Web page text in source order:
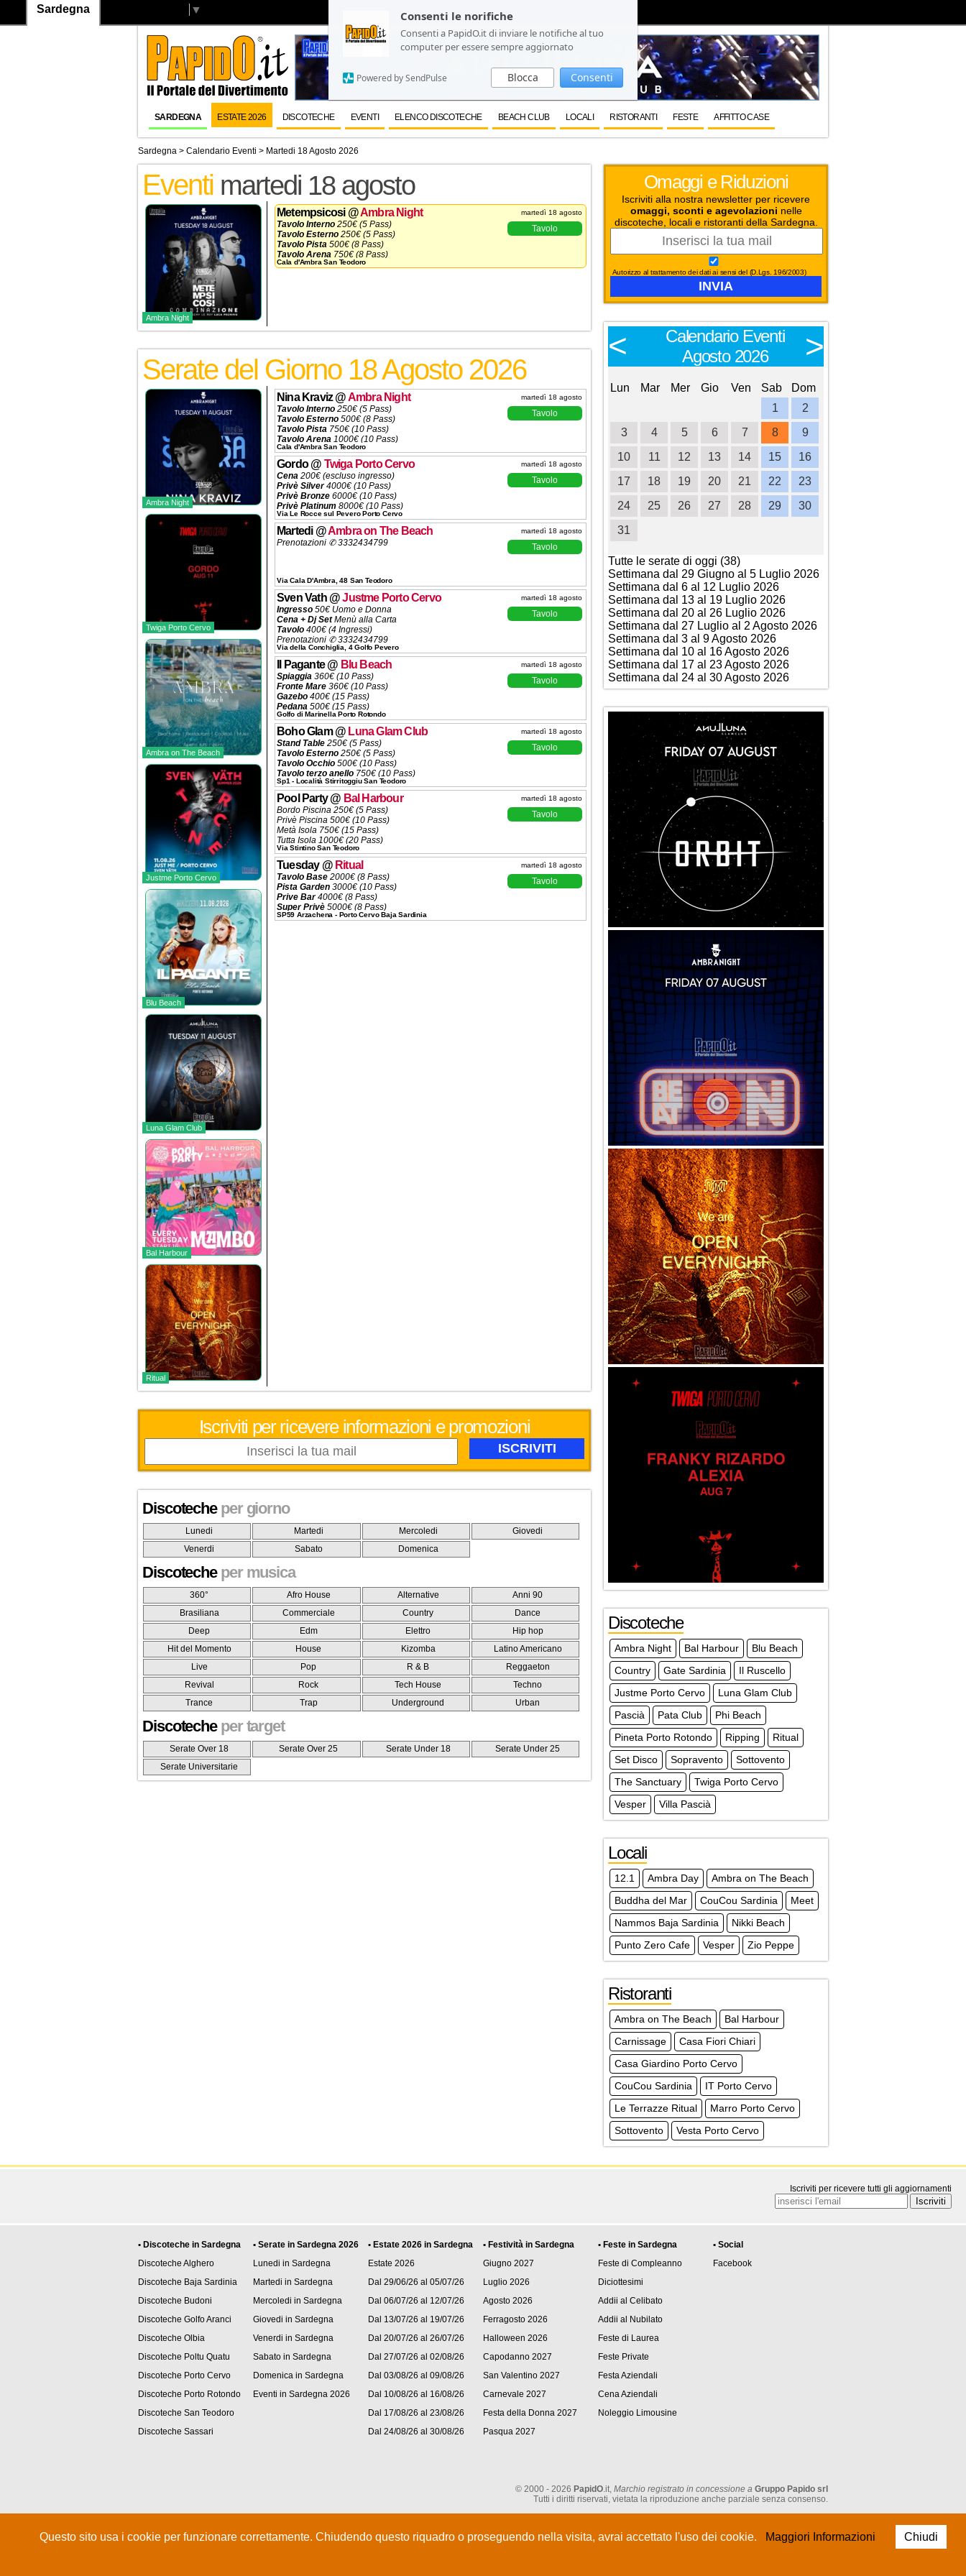
Consenti le norifiche
Consenti a PapidO.it di inviare le notifiche al tuo
computer per essere sempre aggiornato
Blocca Consenti
Powered by SendPulse
Consenti le norifiche
Consenti a PapidO.it di inviare le notifiche al tuo
computer per essere sempre aggiornato
Blocca Consenti
Powered by SendPulse
Sardegna ▼
SARDEGNA ESTATE 2026 DISCOTECHE EVENTI ELENCO DISCOTECHE BEACH CLUB LOCALI RISTORANTI FESTE AFFITTO CASE
Sardegna > Calendario Eventi > Martedi 18 Agosto 2026
Eventi martedi 18 agosto
Ambra Night
martedì 18 agosto
Metempsicosi@Ambra Night
Tavolo Interno 250€ (5 Pass)
Tavolo Esterno 250€ (5 Pass)
Tavolo Pista 500€ (8 Pass)
Tavolo Arena 750€ (8 Pass)
Tavolo Vip1000€ (10 Pass)
Tavolo
Cala d'Ambra San Teodoro
Serate del Giorno 18 Agosto 2026
Ambra Night
Twiga Porto Cervo
Ambra on The Beach
Justme Porto Cervo
Blu Beach
Luna Glam Club
Bal Harbour
Ritual
martedì 18 agosto
Nina Kraviz@Ambra Night
Tavolo Interno 250€ (5 Pass)
Tavolo Esterno 500€ (8 Pass)
Tavolo Pista 750€ (10 Pass)
Tavolo Arena 1000€ (10 Pass)
Tavolo Vip1500€ (10 Pass)
Beverage a scelta da listino
Prenotazioni ✆ 3332434799
Tavolo
Cala d'Ambra San Teodoro
martedì 18 agosto
Gordo@ Twiga Porto Cervo
Cena 200€ (escluso ingresso)
Privè Silver4000€ (10 Pass)
Privè Bronze 6000€ (10 Pass)
Privè Platinum 8000€ (10 Pass)
Privè Dj Booth (da concordare)
Prenotazioni ✆ 3332434799
Tavolo
Via Le Rocce sul Pevero Porto Cervo
martedì 18 agosto
Martedi@Ambra on The Beach
Prenotazioni ✆ 3332434799 Tavolo
Via Cala D'Ambra, 48 San Teodoro
martedì 18 agosto
Sven Vath@Justme Porto Cervo
Ingresso 50€ Uomo e Donna
Cena + Dj SetMenù alla Carta
Tavolo 400€ (4 Ingressi)
Prenotazioni ✆ 3332434799
Tavolo
Via della Conchiglia, 4 Golfo Pevero
martedì 18 agosto
Il Pagante@ Blu Beach
Spiaggia 360€ (10 Pass)
Fronte Mare 360€ (10 Pass)
Gazebo 400€ (15 Pass)
Pedana 500€ (15 Pass)
Lettone600€ (15 Pass)
Lettone Palco800€ (15 Pass)
Pedana 800€ (13 Pass)
Pedana Centrale1200€ (15 Pass)
Prive Palco1500€ (13 Pass)
Davanti Il Pagante2500€ (13 Pass)
Prenotazioni ✆ 3332434799
Tavolo
Golfo di Marinella Porto Rotondo
martedì 18 agosto
Boho Glam@ Luna Glam Club
Stand Table 250€ (5 Pass)
Tavolo Esterno 250€ (5 Pass)
Tavolo Occhio 500€ (10 Pass)
Tavolo terzo anello 750€ (10 Pass)
Tavolo secondo anello1000€ (10 Pass)
Tavolo primo anello1000€ (10 Pass)
Prenotazioni ✆ 3332434799
Tavolo
Sp1 - Località Stirritoggiu San Teodoro
martedì 18 agosto
Pool Party@ Bal Harbour
Bordo Piscina 250€ (5 Pass)
Privè Piscina 500€ (10 Pass)
Metà Isola 750€ (15 Pass)
Tutta Isola 1000€ (20 Pass)
Beverage a scelta da listino
Pranzo o Cena Menù alla Carta
Prenotazioni ✆ 3332434799
Tavolo
Via Stintino San Teodoro
martedì 18 agosto
Tuesday@ Ritual
Tavolo Base 2000€ (8 Pass)
Pista Garden 3000€ (10 Pass)
Prive Bar4000€ (8 Pass)
Super Privè 5000€ (8 Pass)
Beverage a scelta da listino
Tavolo
SP59 Arzachena - Porto Cervo Baja Sardinia
Iscriviti per ricevere informazioni e promozioni
Discoteche per giorno
Lunedi Martedi Mercoledi
Giovedi
Venerdi
Sabato Domenica
Discoteche per musica
360° Afro House Alternative
Anni 90
Brasiliana
Commerciale Country
Dance
Deep
Edm Elettro
Hip hop
Hit del Momento
House Kizomba
Latino Americano
Live
Pop R & B
Reggaeton
Revival
Rock Tech House
Techno
Trance
Trap Underground Urban
Discoteche per target
Serate Over 18 Serate Over 25 Serate Under 18
Serate Under 25
Serate Universitarie
Omaggi e Riduzioni
Iscriviti alla nostra newsletter per ricevere
omaggi, sconti e agevolazioni nelle
discoteche, locali e ristoranti della Sardegna.
Autorizzo al trattamento dei dati ai sensi del (D.Lgs. 196/2003)
<
Calendario Eventi
Ottobre 2026
>
Lun Mar Mer Gio Ven Sab
Dom
2 3
12
13 14 15 16 17
18
23 24
26
<
Calendario Eventi
Agosto 2026
>
Lun Mar Mer Gio Ven Sab
Dom
1
2
3
4 5 6 7 8
9
10
11 12 13 14 15
16
17
18 19 20 21 22
23
24
25 26 27 28 29
30
31
Tutte le serate di oggi (38)
Settimana dal 29 Giugno al 5 Luglio 2026
Settimana dal 6 al 12 Luglio 2026
Settimana dal 13 al 19 Luglio 2026
Settimana dal 20 al 26 Luglio 2026
Settimana dal 27 Luglio al 2 Agosto 2026
Settimana dal 3 al 9 Agosto 2026
Settimana dal 10 al 16 Agosto 2026
Settimana dal 17 al 23 Agosto 2026
Settimana dal 24 al 30 Agosto 2026
Discoteche
Ambra Night Bal Harbour
Blu Beach
Country
Gate Sardinia
Il Ruscello
Justme Porto Cervo
Luna Glam Club
Pascià
Pata Club
Phi Beach
Pineta Porto Rotondo
Ripping
Ritual
Set Disco
Sopravento
Sottovento
The Sanctuary
Twiga Porto Cervo
Vesper
Villa Pascià
Locali
12.1 Ambra Day
Ambra on The Beach
Buddha del Mar
CouCou Sardinia
Meet
Nammos Baja Sardinia
Nikki Beach
Punto Zero Cafe
Vesper Zio Peppe
Ristoranti
Ambra on The Beach
Bal Harbour
Carnissage
Casa Fiori Chiari
Casa Giardino Porto Cervo
CouCou Sardinia
IT Porto Cervo
Le Terrazze Ritual
Marro Porto Cervo
Sottovento
Vesta Porto Cervo
Iscriviti per ricevere tutti gli aggiornamenti
• Discoteche in Sardegna
Discoteche Alghero
Discoteche Baja Sardinia
Discoteche Budoni
Discoteche Golfo Aranci
Discoteche Olbia
Discoteche Poltu Quatu
Discoteche Porto Cervo
Discoteche Porto Rotondo
Discoteche San Teodoro
Discoteche Sassari
• Serate in Sardegna 2026
Lunedi in Sardegna
Martedi in Sardegna
Mercoledi in Sardegna
Giovedi in Sardegna
Venerdi in Sardegna
Sabato in Sardegna
Domenica in Sardegna
Eventi in Sardegna 2026
• Estate 2026 in Sardegna
Estate 2026
Dal 29/06/26 al 05/07/26
Dal 06/07/26 al 12/07/26
Dal 13/07/26 al 19/07/26
Dal 20/07/26 al 26/07/26
Dal 27/07/26 al 02/08/26
Dal 03/08/26 al 09/08/26
Dal 10/08/26 al 16/08/26
Dal 17/08/26 al 23/08/26
Dal 24/08/26 al 30/08/26
• Festività in Sardegna
Giugno 2027
Luglio 2026
Agosto 2026
Ferragosto 2026
Halloween 2026
Capodanno 2027
San Valentino 2027
Carnevale 2027
Festa della Donna 2027
Pasqua 2027
• Feste in Sardegna
Feste di Compleanno
Diciottesimi
Addii al Celibato
Addii al Nubilato
Feste di Laurea
Feste Private
Festa Aziendali
Cena Aziendali
Noleggio Limousine
• Social
Facebook
© 2000 - 2026 PapidO.it, Marchio registrato in concessione a Gruppo Papido srl
Tutti i diritti riservati, vietata la riproduzione anche parziale senza consenso.
Questo sito usa i cookie per funzionare correttamente. Chiudendo questo riquadro o proseguendo nella visita, avrai accettato l'uso dei cookie. Maggiori Informazioni Chiudi